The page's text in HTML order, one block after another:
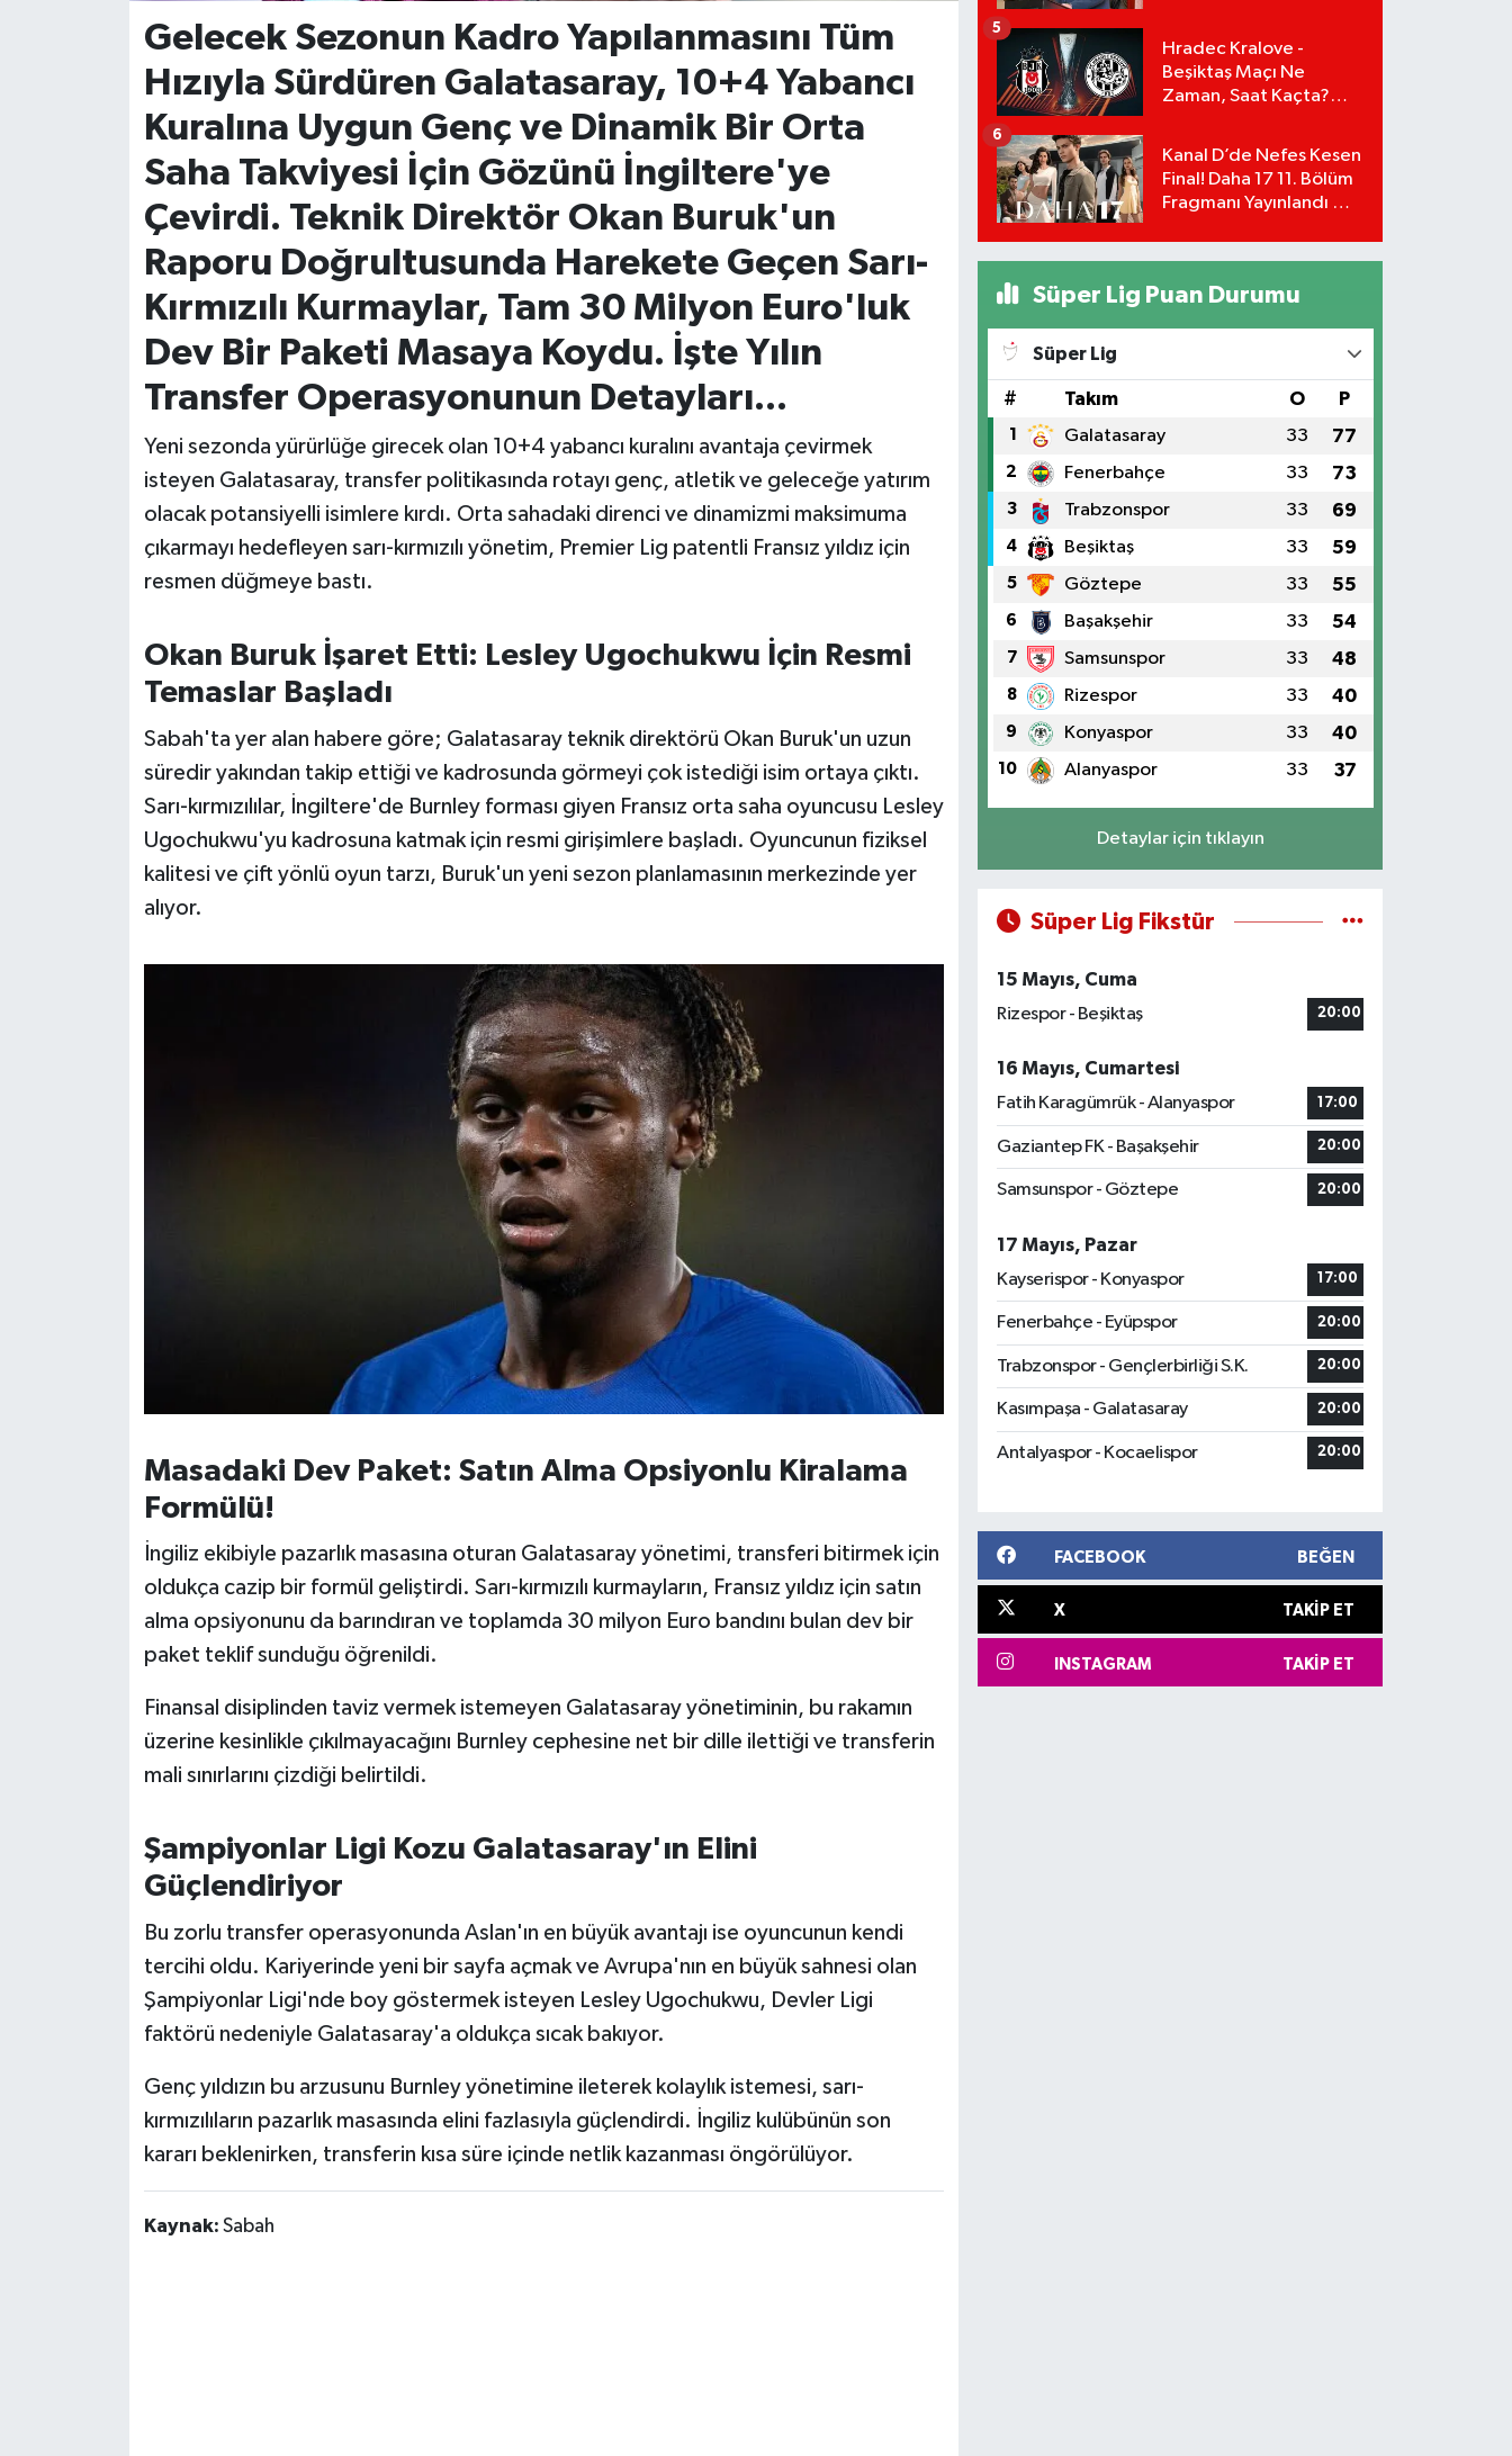
Gelecek Sezonun Kadro Yapılanmasını Tüm
Hızıyla Sürdüren Galatasaray, 10+4 Yabancı
Kuralına Uygun Genç ve Dinamik Bir Orta
Saha Takviyesi İçin Gözünü İngiltere'ye
Çevirdi. Teknik Direktör Okan Buruk'un
Raporu Doğrultusunda Harekete Geçen Sarı-
Kırmızılı Kurmaylar, Tam 30 Milyon Euro'luk
Dev Bir Paketi Masaya Koydu. İşte Yılın
Transfer Operasyonunun Detayları...
Yeni sezonda yürürlüğe girecek olan 10+4 yabancı kuralını avantaja çevirmek
isteyen Galatasaray, transfer politikasında rotayı genç, atletik ve geleceğe yatırım
olacak potansiyelli isimlere kırdı. Orta sahadaki direnci ve dinamizmi maksimuma
çıkarmayı hedefleyen sarı-kırmızılı yönetim, Premier Lig patentli Fransız yıldız için
resmen düğmeye bastı.
Okan Buruk İşaret Etti: Lesley Ugochukwu İçin Resmi
Temaslar Başladı
Sabah'ta yer alan habere göre; Galatasaray teknik direktörü Okan Buruk'un uzun
süredir yakından takip ettiği ve kadrosunda görmeyi çok istediği isim ortaya çıktı.
Sarı-kırmızılılar, İngiltere'de Burnley forması giyen Fransız orta saha oyuncusu Lesley
Ugochukwu'yu kadrosuna katmak için resmi girişimlere başladı. Oyuncunun fiziksel
kalitesi ve çift yönlü oyun tarzı, Buruk'un yeni sezon planlamasının merkezinde yer
alıyor.
Masadaki Dev Paket: Satın Alma Opsiyonlu Kiralama
Formülü!
İngiliz ekibiyle pazarlık masasına oturan Galatasaray yönetimi, transferi bitirmek için
oldukça cazip bir formül geliştirdi. Sarı-kırmızılı kurmayların, Fransız yıldız için satın
alma opsiyonunu da barındıran ve toplamda 30 milyon Euro bandını bulan dev bir
paket teklif sunduğu öğrenildi.
Finansal disiplinden taviz vermek istemeyen Galatasaray yönetiminin, bu rakamın
üzerine kesinlikle çıkılmayacağını Burnley cephesine net bir dille ilettiği ve transferin
mali sınırlarını çizdiği belirtildi.
Şampiyonlar Ligi Kozu Galatasaray'ın Elini
Güçlendiriyor
Bu zorlu transfer operasyonunda Aslan'ın en büyük avantajı ise oyuncunun kendi
tercihi oldu. Kariyerinde yeni bir sayfa açmak ve Avrupa'nın en büyük sahnesi olan
Şampiyonlar Ligi'nde boy göstermek isteyen Lesley Ugochukwu, Devler Ligi
faktörü nedeniyle Galatasaray'a oldukça sıcak bakıyor.
Genç yıldızın bu arzusunu Burnley yönetimine ileterek kolaylık istemesi, sarı-
kırmızılıların pazarlık masasında elini fazlasıyla güçlendirdi. İngiliz kulübünün son
kararı beklenirken, transferin kısa süre içinde netlik kazanması öngörülüyor.
Kaynak: Sabah
Hradec Kralove -
Beşiktaş Maçı Ne
Zaman, Saat Kaçta?
Detayları!
5
Kanal D’de Nefes Kesen
Final! Daha 17 11. Bölüm
Fragmanı Yayınlandı Mı?
6
Süper Lig Puan Durumu
Süper Lig
# Takım O P
1 Galatasaray 33 77
2 Fenerbahçe 33 73
3 Trabzonspor 33 69
4 Beşiktaş 33 59
5 Göztepe 33 55
6 Başakşehir 33 54
7 Samsunspor 33 48
8 Rizespor 33 40
9 Konyaspor 33 40
10 Alanyaspor 33 37
Detaylar için tıklayın
Süper Lig Fikstür
15 Mayıs, Cuma
Rizespor - Beşiktaş
20:00
16 Mayıs, Cumartesi
Fatih Karagümrük - Alanyaspor
17:00
Gaziantep FK - Başakşehir 20:00
Samsunspor - Göztepe 20:00
17 Mayıs, Pazar
Kayserispor - Konyaspor
17:00
Fenerbahçe - Eyüpspor 20:00
Trabzonspor - Gençlerbirliği S.K. 20:00
Kasımpaşa - Galatasaray 20:00
Antalyaspor - Kocaelispor 20:00
FACEBOOK BEĞEN
X TAKIP ET
INSTAGRAM TAKIP ET
KENT GÜNDEMİ
KÜLTÜR-SANAT
MAGAZİN
OTOMOTİV
Resmi İlanlar
SEYAHAT
SÜRMANŞET